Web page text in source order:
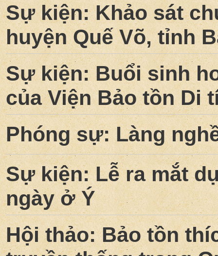
Sự kiện: Khảo sát
huyện Quế Võ, tỉnh
Sự kiện: Buổi sinh
của Viện Bảo tồn Di
Phóng sự: Làng
Sự kiện: Lễ ra mắt
ngày ở Ý
Hội thảo: Bảo tồn